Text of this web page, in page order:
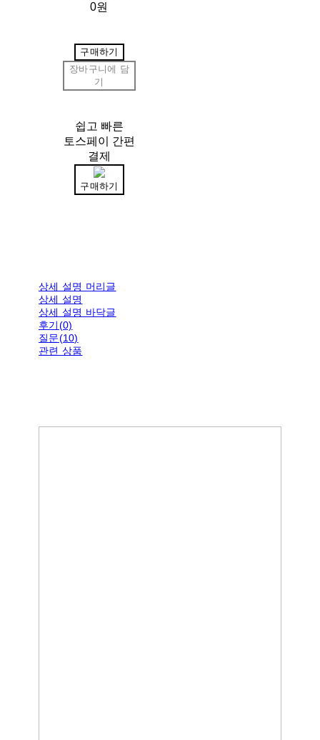
0원
구매하기
장바구니에 담
기
쉽고 빠른
토스페이 간편
결제
구매하기
상세 설명 머리글
상세 설명
상세 설명 바닥글
후기(0)
질문(10)
관련 상품